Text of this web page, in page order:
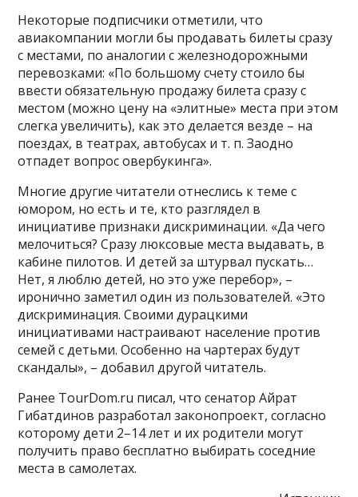
Некоторые подписчики отметили, что
авиакомпании могли бы продавать билеты сразу
с местами, по аналогии с железнодорожными
перевозками: «По большому счету стоило бы
ввести обязательную продажу билета сразу с
местом (можно цену на «элитные» места при этом
слегка увеличить), как это делается везде – на
поездах, в театрах, автобусах и т. п. Заодно
отпадет вопрос овербукинга».
Многие другие читатели отнеслись к теме с
юмором, но есть и те, кто разглядел в
инициативе признаки дискриминации. «Да чего
мелочиться? Сразу люксовые места выдавать, в
кабине пилотов. И детей за штурвал пускать…
Нет, я люблю детей, но это уже перебор», –
иронично заметил один из пользователей. «Это
дискриминация. Своими дурацкими
инициативами настраивают население против
семей с детьми. Особенно на чартерах будут
скандалы», – добавил другой читатель.
Ранее TourDom.ru писал, что сенатор Айрат
Гибатдинов разработал законопроект, согласно
которому дети 2–14 лет и их родители могут
получить право бесплатно выбирать соседние
места в самолетах.